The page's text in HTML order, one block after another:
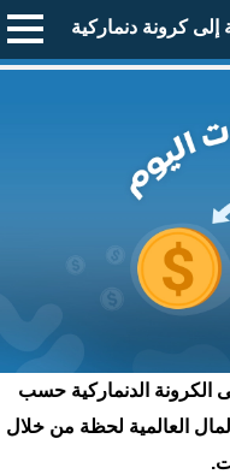
إلى كرونة دنماركية
الكرونة الدنماركية حسب
العالمية لحظة من خلال